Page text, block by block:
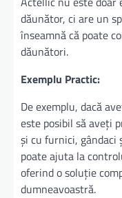
dăunător, ci are un
înseamnă că poate
dăunători.
Exemplu Practic:
De exemplu, dacă
este posibil să aveți
și cu furnici, gândaci
poate ajuta la
oferind o soluție
dumneavoastră.